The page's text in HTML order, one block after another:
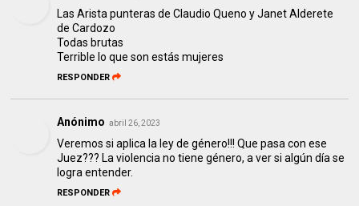
Las Arista punteras de Claudio Queno y Janet Alderete
de Cardozo
Todas brutas
Terrible lo que son estás mujeres
RESPONDER
Anónimo abril 26, 2023
Veremos si aplica la ley de género!!! Que pasa con ese
Juez??? La violencia no tiene género, a ver si algún día se
logra entender.
RESPONDER